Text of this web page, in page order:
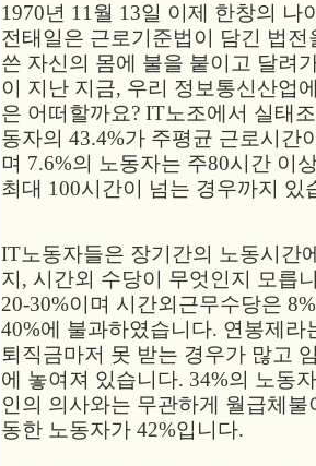
1970년 11월 13일 이제 한창의 나
전태일은 근로기준법이 담긴 법
쓴 자신의 몸에 불을 붙이고 달려
이 지난 지금, 우리 정보통신산업
은 어떠할까요? IT노조에서 실태
동자의 43.4%가 주평균 근로시간
며 7.6%의 노동자는 주80시간 이
최대 100시간이 넘는 경우까지 있
IT노동자들은 장기간의 노동시간
지, 시간외 수당이 무엇인지 모릅
20-30%이며 시간외근무수당은
40%에 불과하였습니다. 연봉제
퇴직금마저 못 받는 경우가 많고
에 놓여져 있습니다. 34%의 노동
인의 의사와는 무관하게 월급체
동한 노동자가 42%입니다.